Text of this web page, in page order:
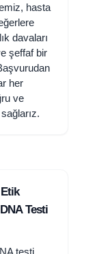
hasta
davaları
şeffaf bir
her
ve
Testi
testi